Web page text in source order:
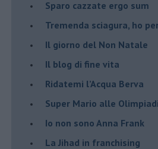
Sparo cazzate ergo sum
Tremenda sciagura, ho
Il giorno del Non Natale
Il blog di fine vita
​Ridatemi l’Acqua Berva
Super Mario alle
Io non sono Anna Frank
​La Jihad in franchising